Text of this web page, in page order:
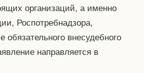
организаций, а именно
Роспотребнадзора,
обязательного внесудебного
направляется в